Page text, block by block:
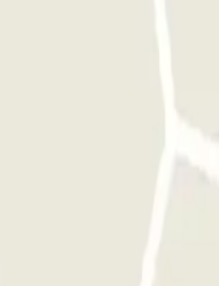
tu reserva Parclick y el ticket.